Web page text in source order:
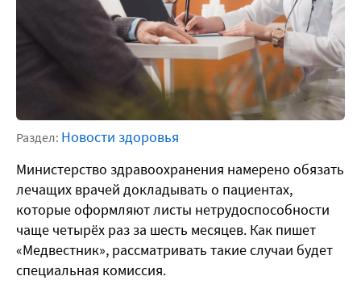
Раздел: Новости здоровья
Министерство здравоохранения намерено обязать
лечащих врачей докладывать о пациентах,
которые оформляют листы нетрудоспособности
чаще четырёх раз за шесть месяцев. Как пишет
«Медвестник», рассматривать такие случаи будет
специальная комиссия.